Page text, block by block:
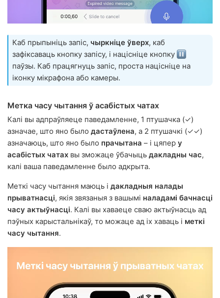
Каб прыпыніць запіс, чыркніце ўверх, каб
зафіксаваць кнопку запісу, і націсніце кнопку
паўзы. Каб працягнуць запіс, проста націсніце на
іконку мікрафона або камеры.
Метка часу чытання ў асабістых чатах
Калі вы адпраўляеце паведамленне, 1 птушачка (✓)
азначае, што яно было дастаўлена, а 2 птушачкі (✓✓)
азначаюць, што яно было прачытана – і цяпер у
асабістых чатах вы зможаце ўбачыць дакладны час,
калі ваша паведамленне было адкрыта.
Меткі часу чытання маюць і дакладныя налады
прыватнасці, якія звязаныя з вашымі наладамі бачнасці
часу актыўнасці. Калі вы хаваеце сваю актыўнасць ад
пэўных карыстальнікаў, то можаце ад іх хаваць і меткі
часу чытання.